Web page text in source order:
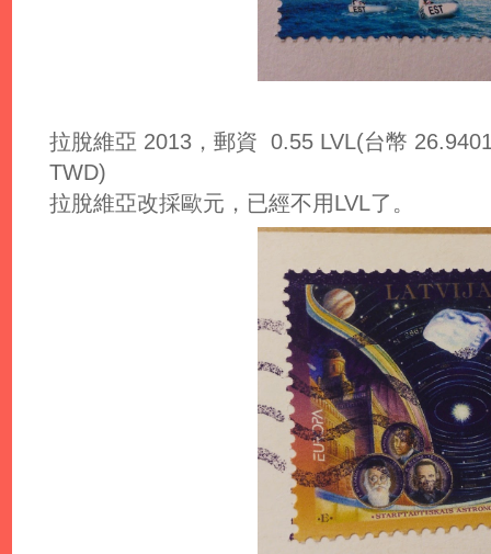
拉脫維亞 2013，郵資 0.55 LVL(台幣
TWD)
拉脫維亞改採歐元，已經不用LVL了。